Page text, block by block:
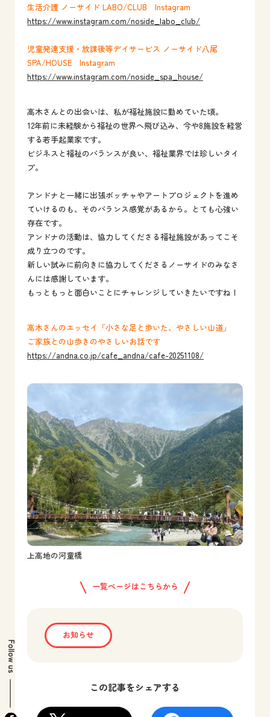
Follow us
生活介護 ノーサイド LABO/CLUB Instagram
https://www.instagram.com/noside_labo_club/
児童発達支援・放課後等デイサービス ノーサイド八尾
SPA/HOUSE Instagram
https://www.instagram.com/noside_spa_house/
高木さんとの出会いは、私が福祉施設に勤めていた頃。
12年前に未経験から福祉の世界へ飛び込み、今や8施設を経営
する若手起業家です。
ビジネスと福祉のバランスが良い、福祉業界では珍しいタイ
プ。
アンドナと一緒に出張ボッチャやアートプロジェクトを進め
ていけるのも、そのバランス感覚があるから。とても心強い
存在です。
アンドナの活動は、協力してくださる福祉施設があってこそ
成り立つのです。
新しい試みに前向きに協力してくださるノーサイドのみなさ
んには感謝しています。
もっともっと面白いことにチャレンジしていきたいですね！
高木さんのエッセイ「小さな足と歩いた、やさしい山道」
ご家族との山歩きのやさしいお話です
https://andna.co.jp/cafe_andna/cafe-20251108/
上高地の河童橋
一覧ページはこちらから
お知らせ
この記事をシェアする